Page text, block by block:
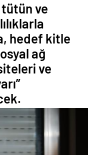
tütün ve
hedef kitle
ağ
ve